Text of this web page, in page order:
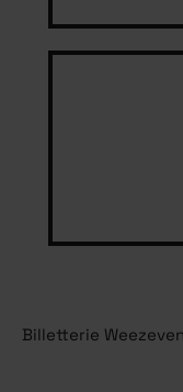
Billetterie